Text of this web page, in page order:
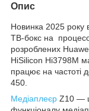
Опис
Новинка 2025 року
ТВ-бокс на
розроблених
HiSilicon Hi3798M
працює на частоті
450.
Медіаплеєр Z10 —